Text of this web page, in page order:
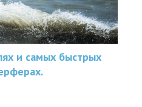
и самых быстрых